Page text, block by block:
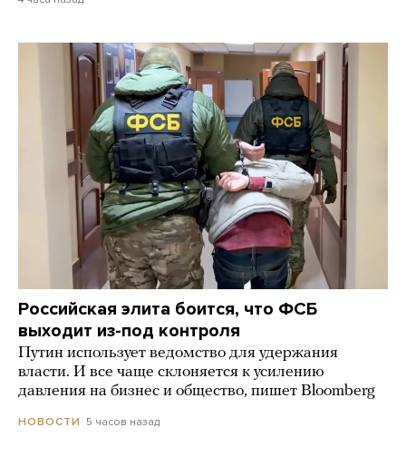
Российская элита боится, что ФСБ
выходит из-под контроля
Путин использует ведомство для удержания
власти. И все чаще склоняется к усилению
давления на бизнес и общество, пишет Bloomberg
НОВОСТИ 5 часов назад